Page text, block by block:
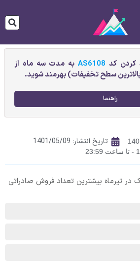
کردن کد AS6108به مدت سه ماه از
سطح تخفیفات) بهرمند شوید.
راهنما
تاریخ انتشار: 1401/05/09
در تیرماه بیشترین تعداد فروش صادراتی